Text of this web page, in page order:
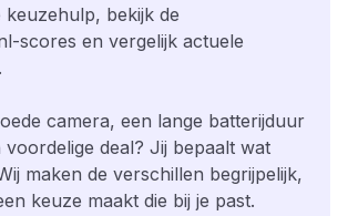
bekijk de
scores en vergelijk actuele
camera, een lange batterijduur
deal? Jij bepaalt wat
maken de verschillen begrijpelijk,
keuze maakt die bij je past.